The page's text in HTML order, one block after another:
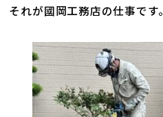
それが國岡工務店の仕事です。